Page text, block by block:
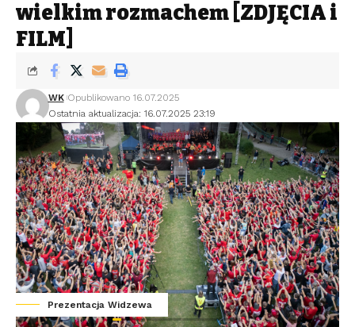
wielkim rozmachem [ZDJĘCIA i
FILM]
Ostatnia aktualizacja: 16.07.2025 23:19
WK Opublikowano 16.07.2025
Prezentacja Widzewa